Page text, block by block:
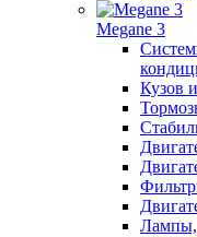
Megane 3
Кузов
Лампы,